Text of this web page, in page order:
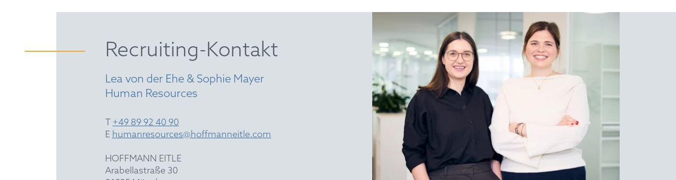
Recruiting-Kontakt
Lea von der Ehe & Sophie Mayer
Human Resources
T +49 89 92 40 90
E humanresources@hoffmanneitle.com
HOFFMANN EITLE
Arabellastraße 30